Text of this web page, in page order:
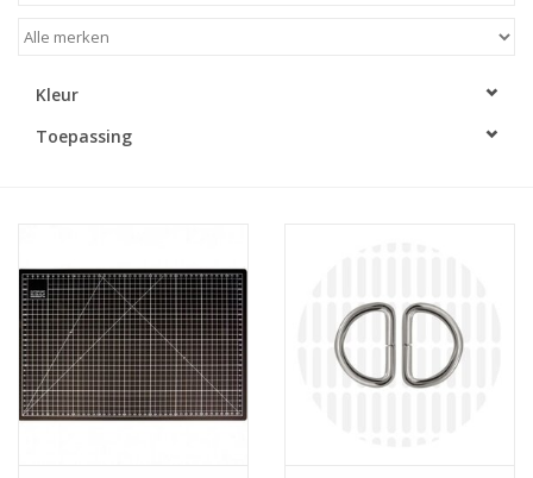
Diy pakketten
Kleur
Toepassing